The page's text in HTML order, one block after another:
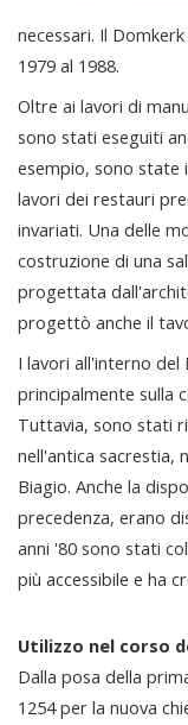
necessari. Il
1979 al 1988.
Oltre ai lavori di
sono stati eseguiti
esempio, sono state
lavori dei restauri
invariati. Una delle
costruzione di una
progettata
progettò anche il
I lavori all'interno
principalmente sulla
Tuttavia, sono stati
nell'antica sacrestia,
Biagio. Anche la
precedenza, erano
anni '80 sono stati
più accessibile e ha
Utilizzo nel corso
Dalla posa della
1254 per la nuova